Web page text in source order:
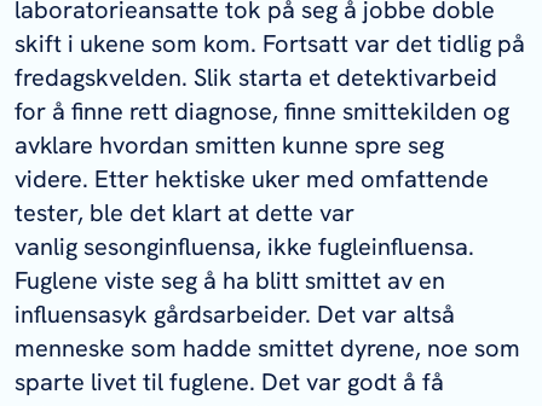
laboratorieansatte tok på seg å jobbe doble
skift i ukene som kom. Fortsatt var det tidlig på
fredagskvelden. Slik starta et detektivarbeid
for å finne rett diagnose, finne smittekilden og
avklare hvordan smitten kunne spre seg
videre. Etter hektiske uker med omfattende
tester, ble det klart at dette var
vanlig sesonginfluensa, ikke fugleinfluensa.
Fuglene viste seg å ha blitt smittet av en
influensasyk gårdsarbeider. Det var altså
menneske som hadde smittet dyrene, noe som
sparte livet til fuglene. Det var godt å få